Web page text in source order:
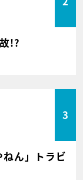
!?
3
ん」トラビ